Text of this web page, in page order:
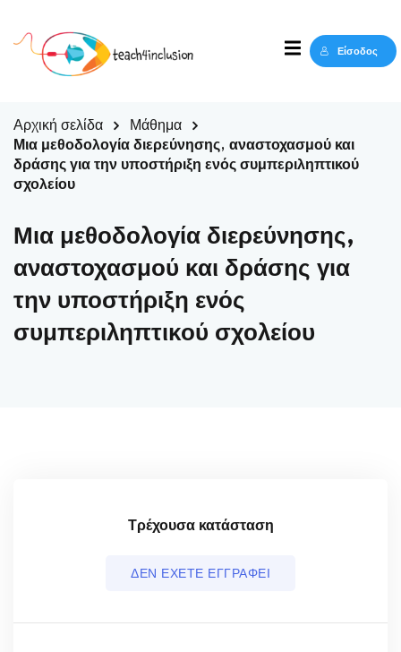
Είσοδος
Αρχική σελίδα
Μάθημα
Μια μεθοδολογία διερεύνησης, αναστοχασμού και
δράσης για την υποστήριξη ενός συμπεριληπτικού
σχολείου
Μια μεθοδολογία διερεύνησης,
αναστοχασμού και δράσης για
την υποστήριξη ενός
συμπεριληπτικού σχολείου
Τρέχουσα κατάσταση
ΔΕΝ ΕΧΕΤΕ ΕΓΓΡΑΦΕΙ
Δεν έχετε λογαριασμό;
Remember me Lost your password?